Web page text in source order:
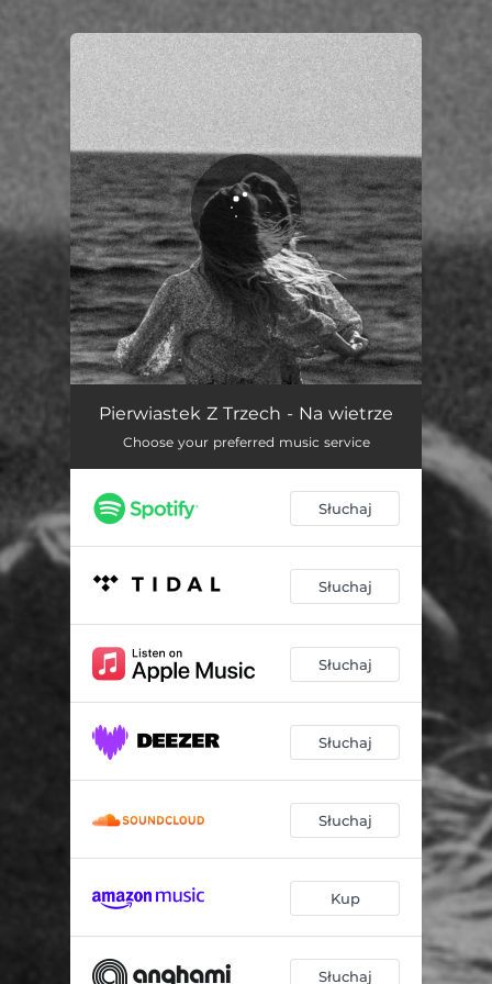
You're all set!
Na wietrze 04:15
Pierwiastek Z Trzech - Na wietrze
Choose your preferred music service
Słuchaj
Słuchaj
Słuchaj
Słuchaj
Słuchaj
Kup
Słuchaj